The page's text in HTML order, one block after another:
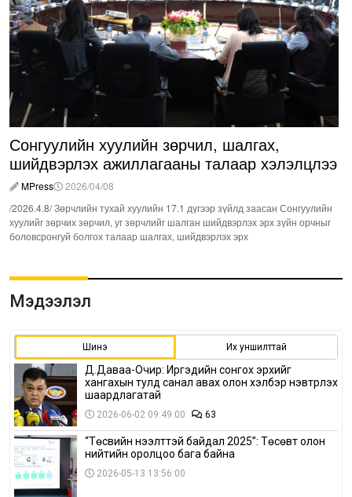
Сонгуулийн хуулийн зөрчил, шалгах,
шийдвэрлэх ажиллагааны талаар хэлэлцлээ
MPress
2026/04/08
/2026.4.8/ Зөрчлийн тухай хуулийн 17.1 дүгээр зүйлд заасан Сонгуулийн
хуулийг зөрчих зөрчил, уг зөрчлийг шалган шийдвэрлэх эрх зүйн орчныг
боловсронгуй болгох талаар шалгах, шийдвэрлэх эрх
Мэдээлэл
Шинэ Их уншилттай
Д.Даваа-Очир: Иргэдийн сонгох эрхийг
хангахын тулд санал авах олон хэлбэр нэвтрүүлэх
шаардлагатай
2026-06-02 09:49:00 63
“Төсвийн нээлттэй байдал 2025”: Төсөвт олон
нийтийн оролцоо бага байна
2026-05-13 13:56:00